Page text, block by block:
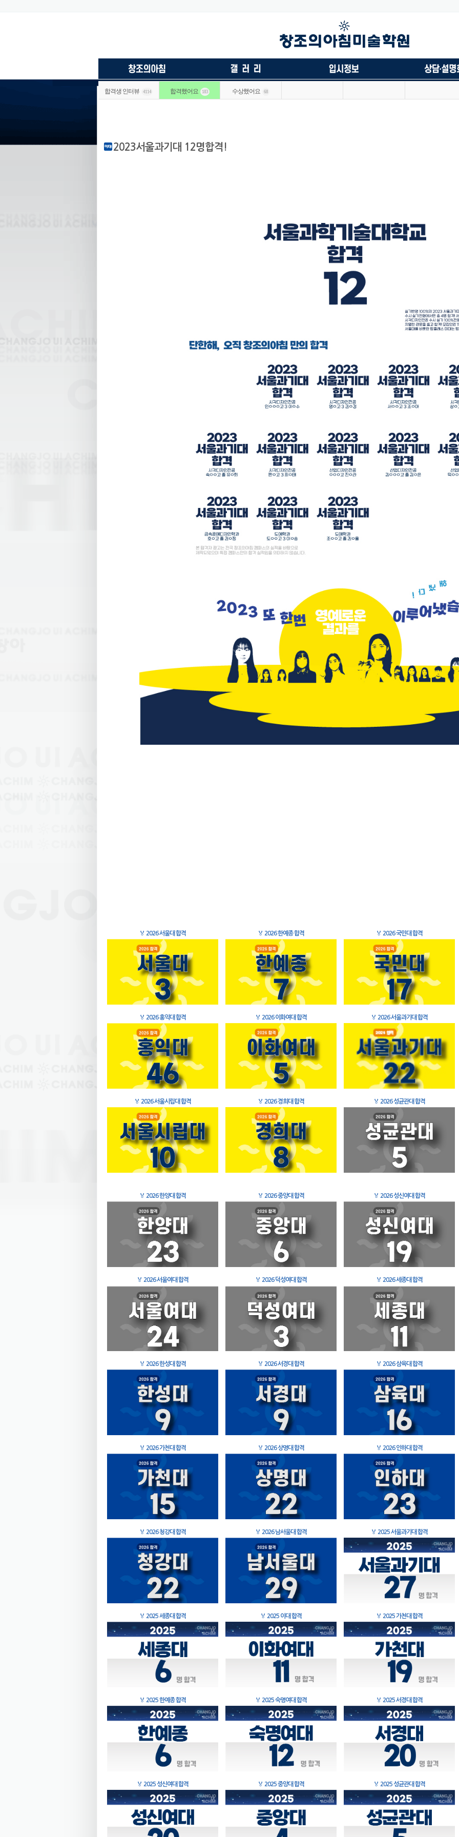
합격생 인터뷰 4114 합격했어요 183 수상했어요 68
2023서울과기대 12명합격!
🏅 2026 서울대 합격 🏅 2026 한예종 합격 🏅 2026 국민대 합격
🏅 2026 홍익대 합격 🏅 2026 이화여대 합격 🏅 2026 서울과기대 합격
🏅 2026 서울시립대 합격 🏅 2026 경희대 합격 🏅 2026 성균관대 합격
🏅 2026 한양대 합격 🏅 2026 중앙대 합격 🏅 2026 성신여대 합격
🏅 2026 서울여대 합격 🏅 2026 덕성여대 합격 🏅 2026 세종대 합격
🏅 2026 한성대 합격 🏅 2026 서경대 합격 🏅 2026 삼육대 합격
🏅 2026 가천대 합격 🏅 2026 상명대 합격 🏅 2026 인하대 합격
🏅 2026 청강대 합격 🏅 2026 남서울대 합격 🏅 2025 서울과기대 합격
🏅 2025 세종대 합격 🏅 2025 이대 합격 🏅 2025 가천대 합격
🏅 2025 한예종 합격 🏅 2025 숙명여대 합격 🏅 2025 서경대 합격
🏅 2025 성신여대 합격 🏅 2025 중앙대 합격 🏅 2025 성균관대 합격